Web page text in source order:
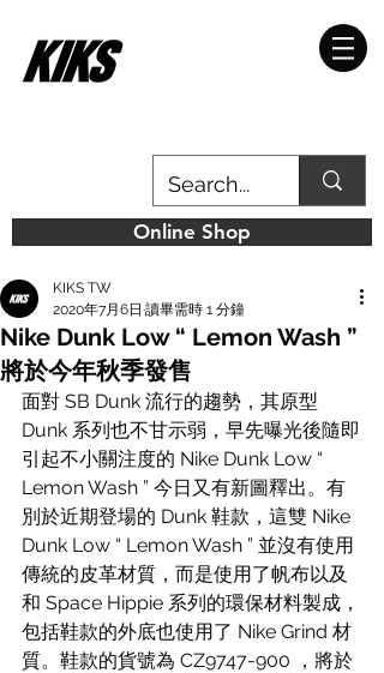
Online Shop
Nike Dunk Low “ Lemon Wash ”
將於今年秋季發售
KIKS TW
2020年7月6日 讀畢需時 1 分鐘
面對 SB Dunk 流行的趨勢，其原型
Dunk 系列也不甘示弱，早先曝光後隨即
引起不小關注度的 Nike Dunk Low “
Lemon Wash ” 今日又有新圖釋出。有
別於近期登場的 Dunk 鞋款，這雙 Nike
Dunk Low “ Lemon Wash ” 並沒有使用
傳統的皮革材質，而是使用了帆布以及
和 Space Hippie 系列的環保材料製成，
包括鞋款的外底也使用了 Nike Grind 材
質。鞋款的貨號為 CZ9747-900 ，將於